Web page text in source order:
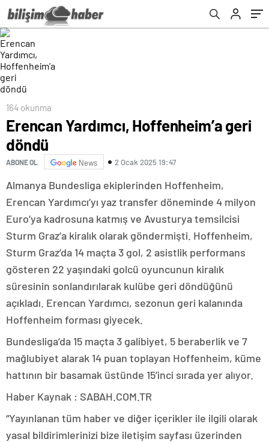
164 okunma
Erencan Yardımcı, Hoffenheim’a geri
döndü
ABONE OL News 2 Ocak 2025 19:47
Almanya Bundesliga ekiplerinden Hoffenheim,
Erencan Yardımcı’yı yaz transfer döneminde 4 milyon
Euro’ya kadrosuna katmış ve Avusturya temsilcisi
Sturm Graz’a kiralık olarak göndermişti. Hoffenheim,
Sturm Graz’da 14 maçta 3 gol, 2 asistlik performans
gösteren 22 yaşındaki golcü oyuncunun kiralık
süresinin sonlandırılarak kulübe geri döndüğünü
açıkladı. Erencan Yardımcı, sezonun geri kalanında
Hoffenheim forması giyecek.
Bundesliga’da 15 maçta 3 galibiyet, 5 beraberlik ve 7
mağlubiyet alarak 14 puan toplayan Hoffenheim, küme
hattının bir basamak üstünde 15’inci sırada yer alıyor.
Haber Kaynak : SABAH.COM.TR
“Yayınlanan tüm haber ve diğer içerikler ile ilgili olarak
yasal bildirimlerinizi bize iletişim sayfası üzerinden